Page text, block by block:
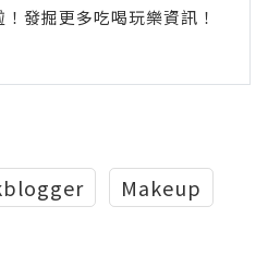
發掘更多吃喝玩樂資訊！
Makeup